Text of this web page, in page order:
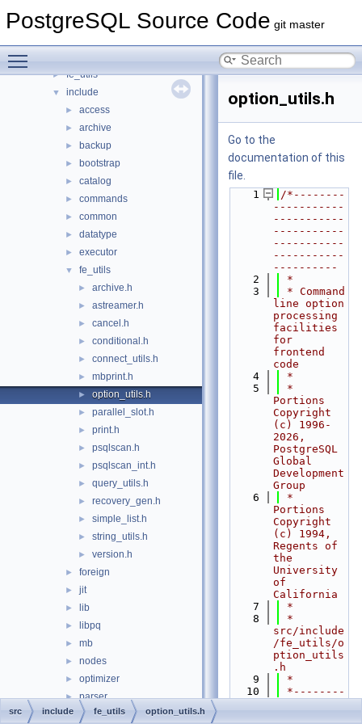
PostgreSQL Source Code git master
► backend
► fe_utils
▼ include
► access
► archive
► backup
► bootstrap
► catalog
► commands
► common
► datatype
► executor
▼ fe_utils
► archive.h
► astreamer.h
► cancel.h
► conditional.h
► connect_utils.h
► mbprint.h
► option_utils.h
► parallel_slot.h
► print.h
► psqlscan.h
► psqlscan_int.h
► query_utils.h
► recovery_gen.h
► simple_list.h
► string_utils.h
► version.h
► foreign
► jit
► lib
► libpq
► mb
► nodes
► optimizer
► parser
► partitioning
option_utils.h
Go to the
documentation of this
file.
    1
/*--------
-----------
-----------
-----------
-----------
-----------
----------
    2
*
    3
* Command
line option
processing
facilities
for
frontend
code
    4
*
    5
*
Portions
Copyright
(c) 1996-
2026,
PostgreSQL
Global
Development
Group
    6
*
Portions
Copyright
(c) 1994,
Regents of
the
University
of
California
    7
*
    8
*
src/include
/fe_utils/o
ption_utils
.h
    9
*
   10
*--------
src include fe_utils option_utils.h